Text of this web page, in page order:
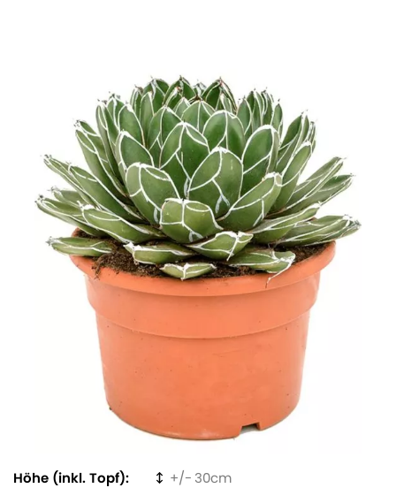
Höhe (inkl. Topf)
30